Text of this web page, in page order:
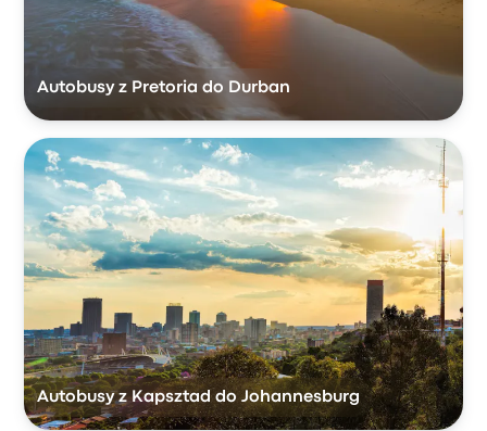
Autobusy z Pretoria do Durban
Autobusy z Kapsztad do Johannesburg